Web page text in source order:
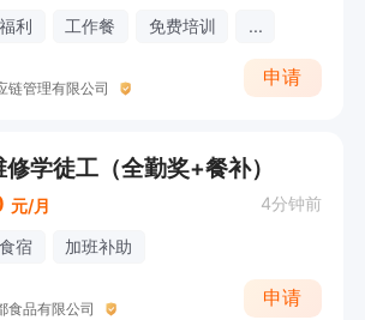
利 工作餐 免费培训 ...
链管理有限公司
申请
学徒工（全勤奖+餐补）
元/月 4分钟前
宿 加班补助
食品有限公司
申请